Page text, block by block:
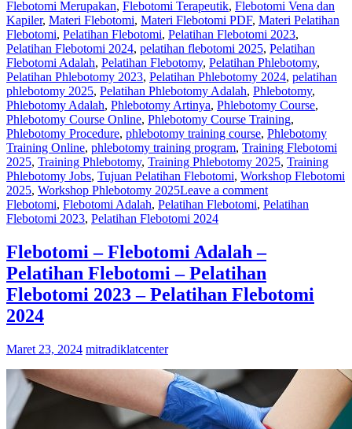
Flebotomi Merupakan, Flebotomi Terapeutik, Flebotomi Vena dan
Kapiler, Materi Flebotomi, Materi Flebotomi PDF, Materi Pelatihan
Flebotomi, Pelatihan Flebotomi, Pelatihan Flebotomi 2023,
Pelatihan Flebotomi 2024, pelatihan flebotomi 2025, Pelatihan
Flebotomi Adalah, Pelatihan Flebotomy, Pelatihan Phlebotomy,
Pelatihan Phlebotomy 2023, Pelatihan Phlebotomy 2024, pelatihan
phlebotomy 2025, Pelatihan Phlebotomy Adalah, Phlebotomy,
Phlebotomy Adalah, Phlebotomy Artinya, Phlebotomy Course,
Phlebotomy Course Online, Phlebotomy Course Training,
Phlebotomy Procedure, phlebotomy training course, Phlebotomy
Training Online, phlebotomy training program, Training Flebotomi
2025, Training Phlebotomy, Training Phlebotomy 2025, Training
Phlebotomy Jobs, Tujuan Pelatihan Flebotomi, Workshop Flebotomi
2025, Workshop Phlebotomy 2025Leave a comment
Flebotomi, Flebotomi Adalah, Pelatihan Flebotomi, Pelatihan
Flebotomi 2023, Pelatihan Flebotomi 2024
Flebotomi – Flebotomi Adalah –
Pelatihan Flebotomi – Pelatihan
Flebotomi 2023 – Pelatihan Flebotomi
2024
Maret 23, 2024 mitradiklatcenter